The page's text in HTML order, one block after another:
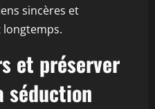
sincères et
et préserver
séduction